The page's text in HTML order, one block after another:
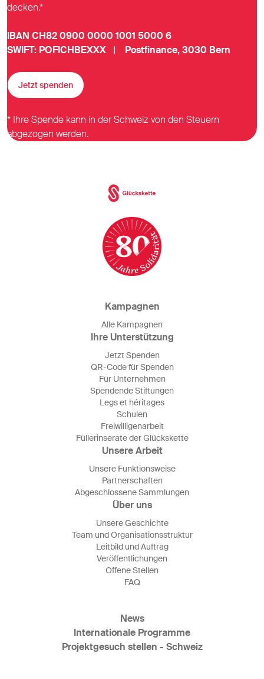
decken.*
IBAN CH82 0900 0000 1001 5000 6
SWIFT: POFICHBEXXX | Postfinance, 3030 Bern
Jetzt spenden
* Ihre Spende kann in der Schweiz von den Steuern
abgezogen werden.
Kampagnen
Alle Kampagnen
Ihre Unterstützung
Jetzt Spenden
QR-Code für Spenden
Für Unternehmen
Spendende Stiftungen
Legs et héritages
Schulen
Freiwilligenarbeit
Füllerinserate der Glückskette
Unsere Arbeit
Unsere Funktionsweise
Partnerschaften
Abgeschlossene Sammlungen
Über uns
Unsere Geschichte
Team und Organisationsstruktur
Leitbild und Auftrag
Veröffentlichungen
Offene Stellen
FAQ
News
Internationale Programme
Projektgesuch stellen - Schweiz